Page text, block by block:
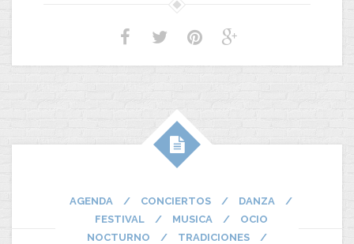
AGENDA / CONCIERTOS / DANZA
/
FESTIVAL
/ MUSICA /
OCIO
NOCTURNO
/ TRADICIONES
/